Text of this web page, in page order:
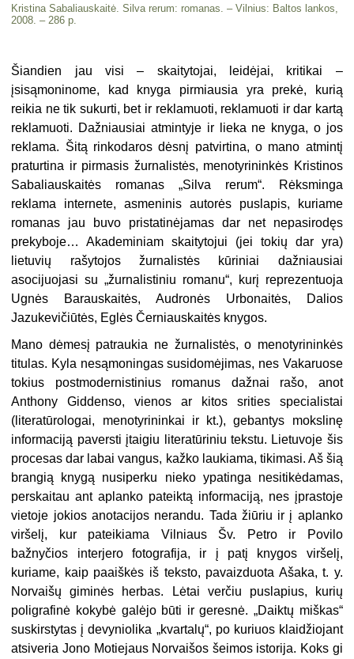
Kristina Sabaliauskaitė. Silva rerum: romanas. – Vilnius: Baltos lankos,
2008. – 286 p.
Šiandien jau visi – skaitytojai, leidėjai, kritikai –
įsisąmoninome, kad knyga pirmiausia yra prekė, kurią
reikia ne tik sukurti, bet ir reklamuoti, reklamuoti ir dar kartą
reklamuoti. Dažniausiai atmintyje ir lieka ne knyga, o jos
reklama. Šitą rinkodaros dėsnį patvirtina, o mano atmintį
praturtina ir pirmasis žurnalistės, menotyrininkės Kristinos
Sabaliauskaitės romanas „Silva rerum“. Rėksminga
reklama internete, asmeninis autorės puslapis, kuriame
romanas jau buvo pristatinėjamas dar net nepasirodęs
prekyboje… Akademiniam skaitytojui (jei tokių dar yra)
lietuvių rašytojos žurnalistės kūriniai dažniausiai
asocijuojasi su „žurnalistiniu romanu“, kurį reprezentuoja
Ugnės Barauskaitės, Audronės Urbonaitės, Dalios
Jazukevičiūtės, Eglės Černiauskaitės knygos.
Mano dėmesį patraukia ne žurnalistės, o menotyrininkės
titulas. Kyla nesąmoningas susidomėjimas, nes Vakaruose
tokius postmodernistinius romanus dažnai rašo, anot
Anthony Giddenso, vienos ar kitos srities specialistai
(literatūrologai, menotyrininkai ir kt.), gebantys mokslinę
informaciją paversti įtaigiu literatūriniu tekstu. Lietuvoje šis
procesas dar labai vangus, kažko laukiama, tikimasi. Aš šią
brangią knygą nusiperku nieko ypatinga nesitikėdamas,
perskaitau ant aplanko pateiktą informaciją, nes įprastoje
vietoje jokios anotacijos nerandu. Tada žiūriu ir į aplanko
viršelį, kur pateikiama Vilniaus Šv. Petro ir Povilo
bažnyčios interjero fotografija, ir į patį knygos viršelį,
kuriame, kaip paaiškės iš teksto, pavaizduota Ašaka, t. y.
Norvaišų giminės herbas. Lėtai verčiu puslapius, kurių
poligrafinė kokybė galėjo būti ir geresnė. „Daiktų miškas“
suskirstytas į devyniolika „kvartalų“, po kuriuos klaidžiojant
atsiveria Jono Motiejaus Norvaišos šeimos istorija. Koks gi